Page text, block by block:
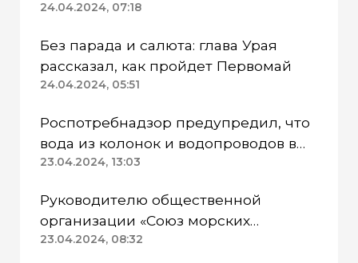
работают в две смены
24.04.2024, 07:18
Без парада и салюта: глава Урая
рассказал, как пройдет Первомай
24.04.2024, 05:51
Роспотребнадзор предупредил, что
вода из колонок и водопроводов в
Казанском районе непригодна для
23.04.2024, 13:03
Руководителю общественной
организации «Союз морских
пехотинцев» Югры вынесли
23.04.2024, 08:32